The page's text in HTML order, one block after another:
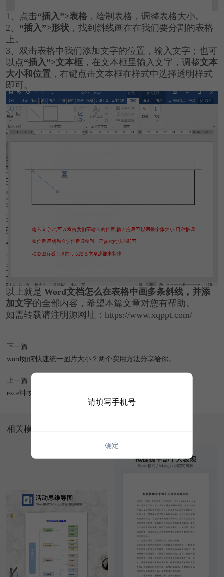
1、点击“插入”>表格，绘制表格，调整表格大小。
2、 “插入”>形状，找到斜线画在在我们要分割的表格
上。
3、双击表格中我们添加文字的位置，输入文字；也可
以点“插入”>文本框，在文本框里输入文字，调整文本
大小和位置，右键点击文本框在样式中选择透明样式
即可。
以上就是 Word文档怎么在表格中画多条斜线，并添
加文字的全部内容，希望本篇文章对您有帮助。
如需转载请注明源网址：https://www.xqppt.com/
下一篇
word如何快速统一图片大小？两个实用方法分享给你。
上一篇
excel中如何将表格加斜线一分为二,并输入文字
相关模板
请填写手机号
确定